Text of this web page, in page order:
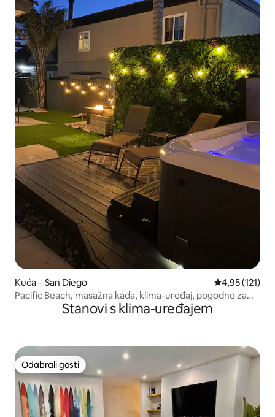
Kuća – San Diego Prosječna
4,95 (121)
Pacific Beach, masažna kada, klima-uređaj, pogodno za
šetnju, mjesto za vatru
Stanovi s klima-uređajem
Odabrali gosti
Odabrali gosti